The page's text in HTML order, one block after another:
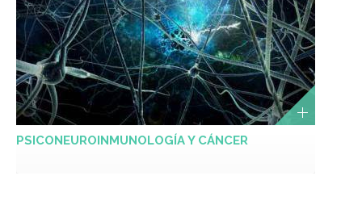
PSICONEUROINMUNOLOGÍA Y CÁNCER